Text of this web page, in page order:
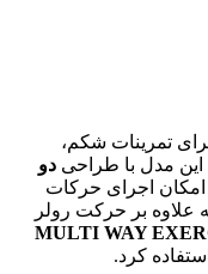
تمرینات شکم،
مدل با طراحی دو
امکان اجرای حرکات
علاوه بر حرکت رولر
MULTI WAY
کرد.